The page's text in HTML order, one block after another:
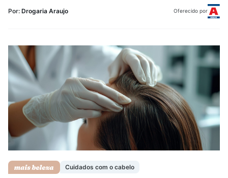
Por: Drogaria Araujo Oferecido por
Cuidados com o cabelo